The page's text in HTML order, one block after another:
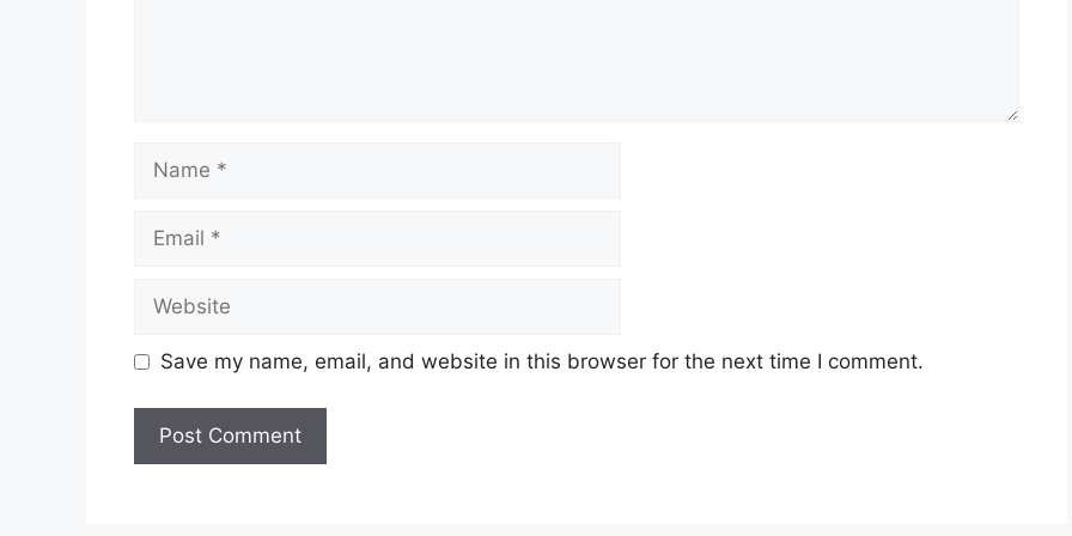
Name
Email
Website
Save my name, email, and website in this browser for the next time I comment.